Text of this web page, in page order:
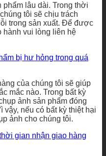
phẩm lâu dài. Trong thời
tôi sẽ chịu trách
trong sản xuất. Để được
hành vui lòng liên hệ
bị hư hỏng trong quá
của chúng tôi sẽ giúp
mắc nào. Trong bất kỳ
ảnh sản phẩm đóng
nếu có bất kỳ thiệt hại
ảnh cho chúng tôi.
gian nhận giao hàng